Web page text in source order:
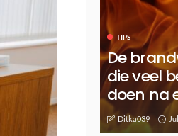
TIPS
De
die veel
doen na
Ditka039